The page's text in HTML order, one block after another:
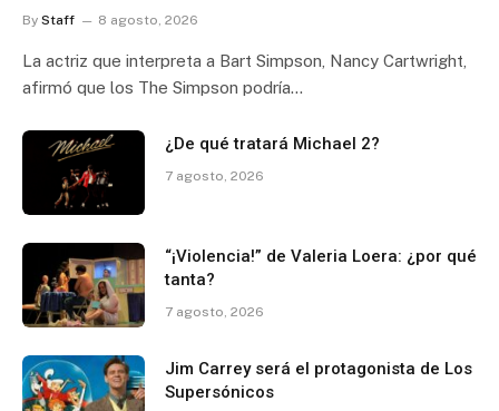
By Staff 8 agosto, 2026
La actriz que interpreta a Bart Simpson, Nancy Cartwright,
afirmó que los The Simpson podría…
¿De qué tratará Michael 2?
7 agosto, 2026
“¡Violencia!” de Valeria Loera: ¿por qué
tanta?
7 agosto, 2026
Jim Carrey será el protagonista de Los
Supersónicos